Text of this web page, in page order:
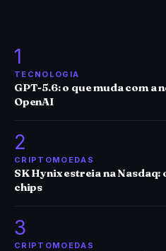
1
TECNOLOGIA
GPT-5.6: o que muda com a
OpenAI
2
CRIPTOMOEDAS
SK Hynix estreia na Nasdaq:
chips
3
CRIPTOMOEDAS